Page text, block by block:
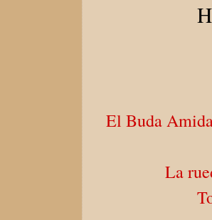
El Buda
La